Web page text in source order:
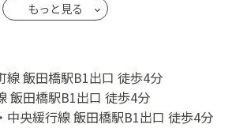
共有スペースには、広めのキッチン
ります。周辺には飲食店やカフ
く複合施設なども充実しており、
川の自然も堪能できます。住みや
したシェアハウス生活送ってみませ
もっと見る
線 飯田橋駅B1出口 徒歩4分
飯田橋駅B1出口 徒歩4分
中央緩行線 飯田橋駅B1出口 徒歩4分